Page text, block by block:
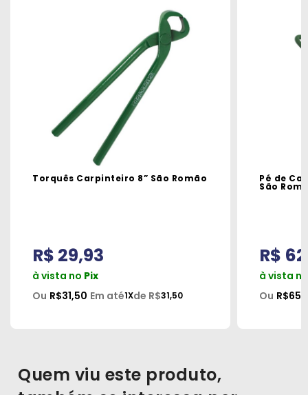
Torquês Carpinteiro 8” São Romão
R$ 29,93
à vista no Pix
Ou R$31,50 Em até1Xde R$31,50
Pé de
São
R$
à vista
Ou
Quem viu este produto,